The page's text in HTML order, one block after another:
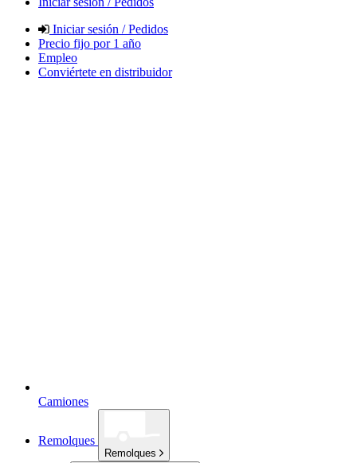
Iniciar sesión / Pedidos
Precio fijo por 1 año
Empleo
Conviértete en distribuidor
Camiones
Remolques
Remolques